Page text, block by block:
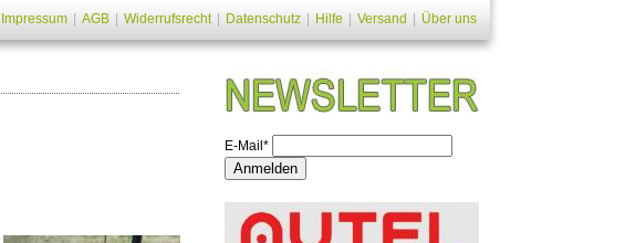
Impressum AGB Widerrufsrecht Datenschutz Hilfe Versand Über uns
E-Mail*
Anmelden